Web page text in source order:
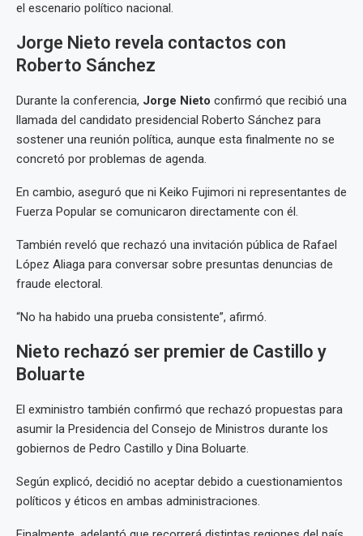
el escenario político nacional.
Jorge Nieto revela contactos con
Roberto Sánchez
Durante la conferencia, Jorge Nieto confirmó que recibió una
llamada del candidato presidencial Roberto Sánchez para
sostener una reunión política, aunque esta finalmente no se
concretó por problemas de agenda.
En cambio, aseguró que ni Keiko Fujimori ni representantes de
Fuerza Popular se comunicaron directamente con él.
También reveló que rechazó una invitación pública de Rafael
López Aliaga para conversar sobre presuntas denuncias de
fraude electoral.
“No ha habido una prueba consistente”, afirmó.
Nieto rechazó ser premier de Castillo y
Boluarte
El exministro también confirmó que rechazó propuestas para
asumir la Presidencia del Consejo de Ministros durante los
gobiernos de Pedro Castillo y Dina Boluarte.
Según explicó, decidió no aceptar debido a cuestionamientos
políticos y éticos en ambas administraciones.